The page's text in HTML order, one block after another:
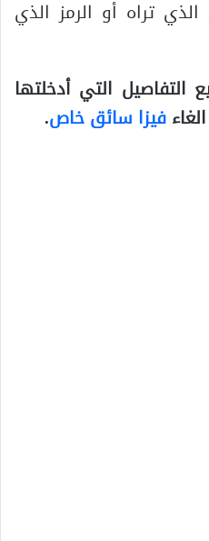
تراه أو الرمز الذي
التي أدخلتها
فيزا سائق خاص.